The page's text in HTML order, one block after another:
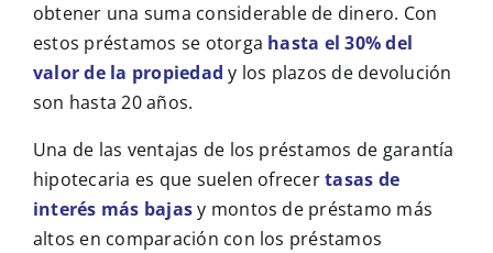
obtener una suma considerable de dinero. Con
estos préstamos se otorga hasta el 30% del
valor de la propiedad y los plazos de devolución
son hasta 20 años.
Una de las ventajas de los préstamos de garantía
hipotecaria es que suelen ofrecertasas de
interés más bajasy montos de préstamo más
altos en comparación con los préstamos